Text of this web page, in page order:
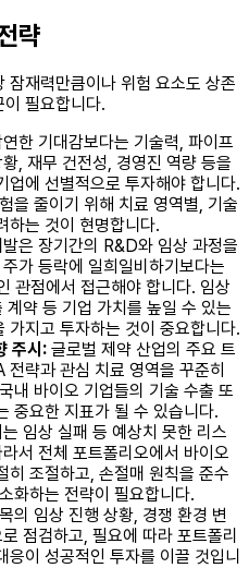
략
잠재력만큼이나 위험 요소도 상존
필요합니다.
연한 기대감보다는 기술력, 파이프
, 재무 건전성, 경영진 역량 등을
업에 선별적으로 투자해야 합니다.
을 줄이기 위해 치료 영역별, 기술
하는 것이 현명합니다.
은 장기간의 R&D와 임상 과정을
가 등락에 일희일비하기보다는
관점에서 접근해야 합니다. 임상
약 등 기업 가치를 높일 수 있는
가지고 투자하는 것이 중요합니다.
주시: 글로벌 제약 산업의 주요 트
략과 관심 치료 영역을 꾸준히
내 바이오 기업들의 기술 수출 또
중요한 지표가 될 수 있습니다.
임상 실패 등 예상치 못한 리스
서 전체 포트폴리오에서 바이오
히 조절하고, 손절매 원칙을 준수
화하는 전략이 필요합니다.
의 임상 진행 상황, 경쟁 환경 변
점검하고, 필요에 따라 포트폴리
응이 성공적인 투자를 이끌 것입니